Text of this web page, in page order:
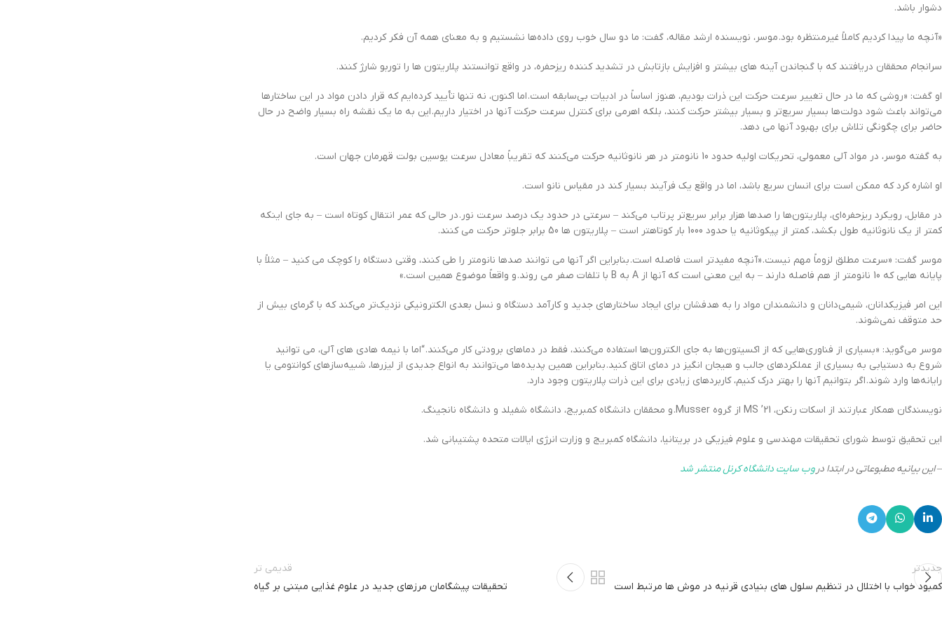
دشوار باشد.
«آنچه ما پیدا کردیم کاملاً غیرمنتظره بود. موسر، نویسنده ارشد مقاله، گفت: ما دو سال خوب روی داده‌ها نشستیم و به معنای همه آن فکر کردیم.
سرانجام محققان دریافتند که با گنجاندن آینه های بیشتر و افزایش بازتابش در تشدید کننده ریزحفره، در واقع توانستند پلاریتون ها را توربو شارژ کنند.
او گفت: «روشی که ما در حال تغییر سرعت حرکت این ذرات بودیم، هنوز اساساً در ادبیات بی‌سابقه است. اما اکنون، نه تنها تأیید کرده‌ایم که قرار دادن مواد در این ساختارها
می‌تواند باعث شود دولت‌ها بسیار سریع‌تر و بسیار بیشتر حرکت کنند، بلکه اهرمی برای کنترل سرعت حرکت آنها در اختیار داریم. این به ما یک نقشه راه بسیار واضح در حال
حاضر برای چگونگی تلاش برای بهبود آنها می دهد.
به گفته موسر، در مواد آلی معمولی، تحریکات اولیه حدود 10 نانومتر در هر نانوثانیه حرکت می‌کنند که تقریباً معادل سرعت یوسین بولت قهرمان جهان است.
او اشاره کرد که ممکن است برای انسان سریع باشد، اما در واقع یک فرآیند بسیار کند در مقیاس نانو است.
در مقابل، رویکرد ریزحفره‌ای، پلاریتون‌ها را صدها هزار برابر سریع‌تر پرتاب می‌کند – سرعتی در حدود یک درصد سرعت نور. در حالی که عمر انتقال کوتاه است – به جای اینکه
کمتر از یک نانوثانیه طول بکشد، کمتر از پیکوثانیه یا حدود 1000 بار کوتاهتر است – پلاریتون ها 50 برابر جلوتر حرکت می کنند.
موسر گفت: «سرعت مطلق لزوماً مهم نیست. «آنچه مفیدتر است فاصله است. بنابراین اگر آنها می توانند صدها نانومتر را طی کنند، وقتی دستگاه را کوچک می کنید – مثلاً با
پایانه هایی که 10 نانومتر از هم فاصله دارند – به این معنی است که آنها از A به B با تلفات صفر می روند. و واقعاً موضوع همین است.»
این امر فیزیکدانان، شیمی‌دانان و دانشمندان مواد را به هدفشان برای ایجاد ساختارهای جدید و کارآمد دستگاه و نسل بعدی الکترونیکی نزدیک‌تر می‌کند که با گرمای بیش از
حد متوقف نمی‌شوند.
موسر می‌گوید: «بسیاری از فناوری‌هایی که از اکسیتون‌ها به جای الکترون‌ها استفاده می‌کنند، فقط در دماهای برودتی کار می‌کنند. “اما با نیمه هادی های آلی، می توانید
شروع به دستیابی به بسیاری از عملکردهای جالب و هیجان انگیز در دمای اتاق کنید. بنابراین همین پدیده‌ها می‌توانند به انواع جدیدی از لیزرها، شبیه‌سازهای کوانتومی یا
رایانه‌ها وارد شوند. اگر بتوانیم آنها را بهتر درک کنیم، کاربردهای زیادی برای این ذرات پلاریتون وجود دارد.
نویسندگان همکار عبارتند از اسکات رنکن، MS ’21 از گروه Musser. و محققان دانشگاه کمبریج، دانشگاه شفیلد و دانشگاه نانجینگ.
این تحقیق توسط شورای تحقیقات مهندسی و علوم فیزیکی در بریتانیا، دانشگاه کمبریج و وزارت انرژی ایالات متحده پشتیبانی شد.
– این بیانیه مطبوعاتی در ابتدا دروب سایت دانشگاه کرنل منتشر شد
جدیدتر
کمبود خواب با اختلال در تنظیم سلول های بنیادی قرنیه در موش ها مرتبط است
قدیمی تر
تحقیقات پیشگامان مرزهای جدید در علوم غذایی مبتنی بر گیاه